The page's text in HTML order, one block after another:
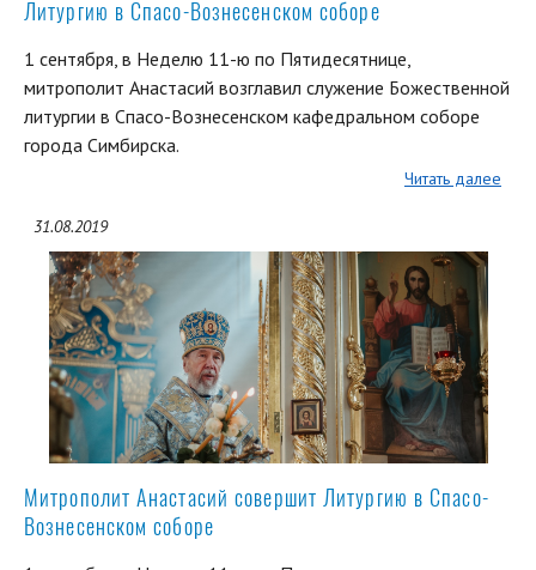
Литургию в Спасо-Вознесенском соборе
1 сентября, в Неделю 11-ю по Пятидесятнице,
митрополит Анастасий возглавил служение Божественной
литургии в Спасо-Вознесенском кафедральном соборе
города Симбирска.
Читать далее
31.08.2019
Митрополит Анастасий совершит Литургию в Спасо-
Вознесенском соборе